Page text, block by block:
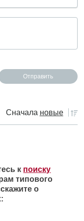
Сначала новые
к поиску
типового
о